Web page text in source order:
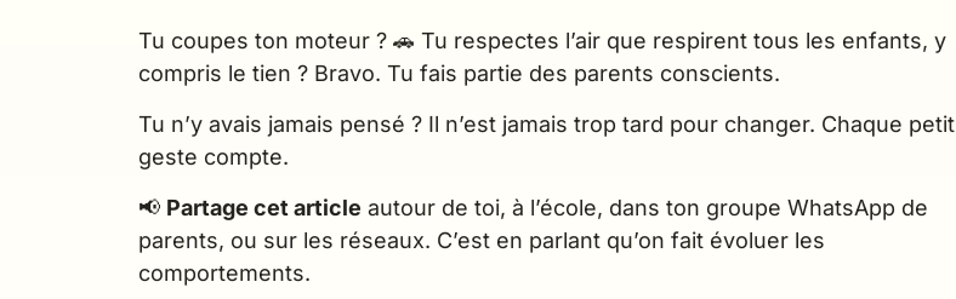
Tu coupes ton moteur ? 🚗 Tu respectes l’air que respirent tous les enfants, y
compris le tien ? Bravo. Tu fais partie des parents conscients.
Tu n’y avais jamais pensé ? Il n’est jamais trop tard pour changer. Chaque petit
geste compte.
📢 Partage cet article autour de toi, à l’école, dans ton groupe WhatsApp de
parents, ou sur les réseaux. C’est en parlant qu’on fait évoluer les
comportements.